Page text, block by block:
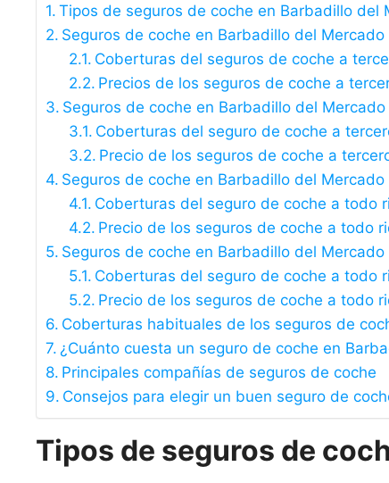
Tipos de seguros de coche en Barbadillo del
Seguros de coche en Barbadillo del
Coberturas del seguros de coche a
Precios de los seguros de coche a
Seguros de coche en Barbadillo del
Coberturas del seguro de coche a
Precio de los seguros de coche a
Seguros de coche en Barbadillo del
Coberturas del seguro de coche a todo
Precio de los seguros de coche a todo
Seguros de coche en Barbadillo del
Coberturas del seguro de coche a todo
Precio de los seguros de coche a todo
Coberturas habituales de los seguros de
¿Cuánto cuesta un seguro de coche en
Principales compañías de seguros de coche
Consejos para elegir un buen seguro de
Tipos de seguros de